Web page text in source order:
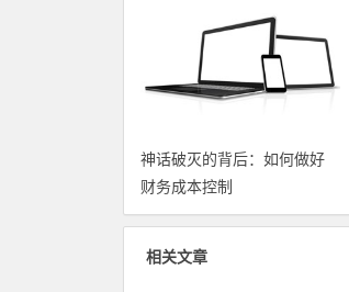
神话破灭的背后：如何做好
财务成本控制
相关文章